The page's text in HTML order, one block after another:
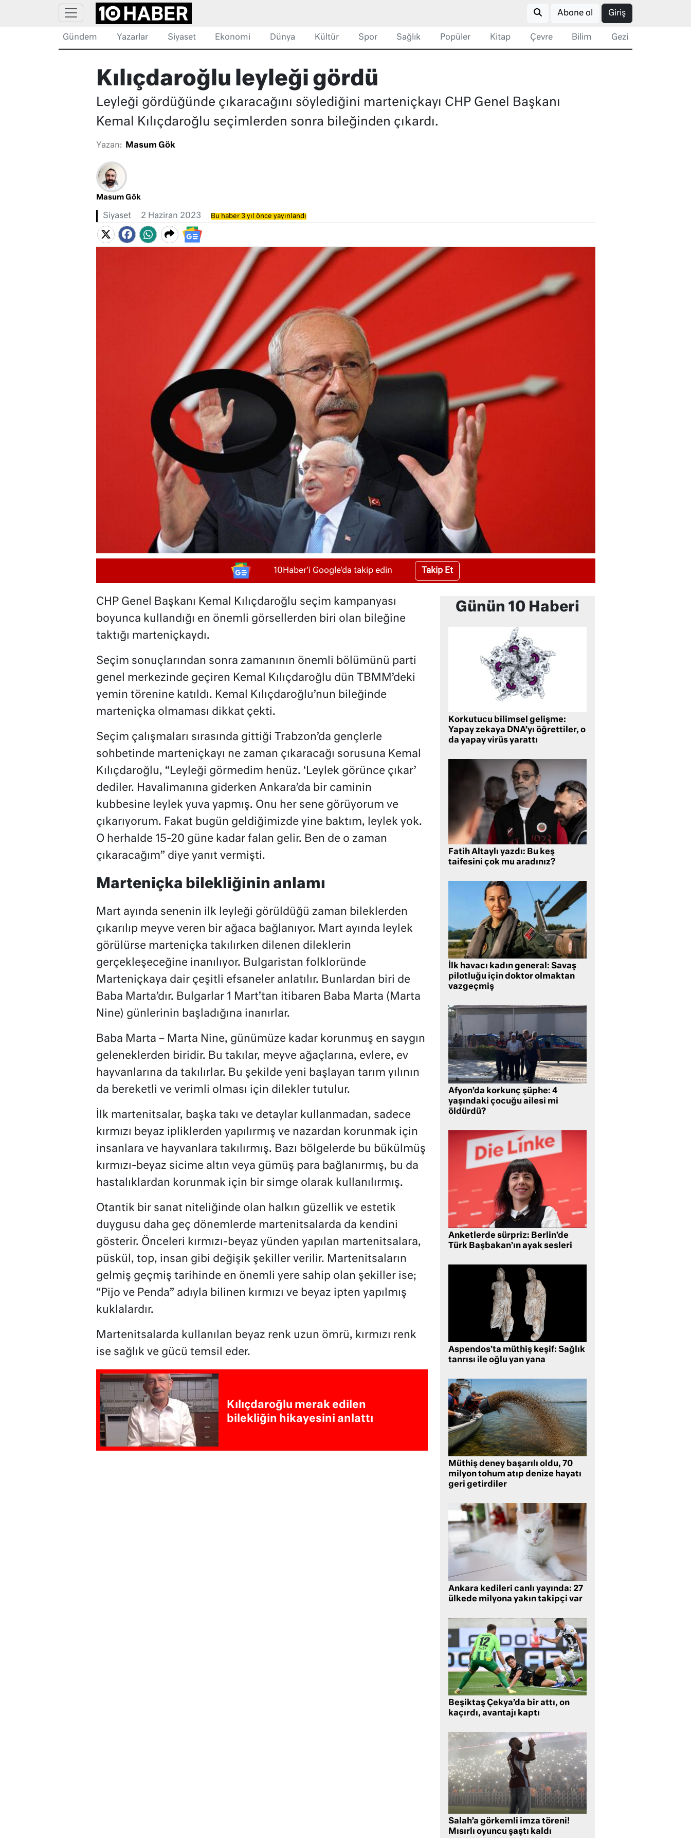
Abone ol Giriş
Gündem Yazarlar Siyaset Ekonomi Dünya Kültür Spor Sağlık Popüler Kitap Çevre Bilim Gezi
Kılıçdaroğlu leyleği gördü
Leyleği gördüğünde çıkaracağını söylediğini marteniçkayı CHP Genel Başkanı
Kemal Kılıçdaroğlu seçimlerden sonra bileğinden çıkardı.
Yazan: Masum Gök
Masum Gök
Siyaset 2 Haziran 2023 Bu haber 3 yıl önce yayınlandı
10Haber'i Google'da takip edin Takip Et
CHP Genel Başkanı Kemal Kılıçdaroğlu seçim kampanyası
boyunca kullandığı en önemli görsellerden biri olan bileğine
taktığı marteniçkaydı.
Seçim sonuçlarından sonra zamanının önemli bölümünü parti
genel merkezinde geçiren Kemal Kılıçdaroğlu dün TBMM’deki
yemin törenine katıldı. Kemal Kılıçdaroğlu’nun bileğinde
marteniçka olmaması dikkat çekti.
Seçim çalışmaları sırasında gittiği Trabzon’da gençlerle
sohbetinde marteniçkayı ne zaman çıkaracağı sorusuna Kemal
Kılıçdaroğlu, “Leyleği görmedim henüz. ‘Leylek görünce çıkar’
dediler. Havalimanına giderken Ankara’da bir caminin
kubbesine leylek yuva yapmış. Onu her sene görüyorum ve
çıkarıyorum. Fakat bugün geldiğimizde yine baktım, leylek yok.
O herhalde 15-20 güne kadar falan gelir. Ben de o zaman
çıkaracağım” diye yanıt vermişti.
Marteniçka bilekliğinin anlamı
Mart ayında senenin ilk leyleği görüldüğü zaman bileklerden
çıkarılıp meyve veren bir ağaca bağlanıyor. Mart ayında leylek
görülürse marteniçka takılırken dilenen dileklerin
gerçekleşeceğine inanılıyor. Bulgaristan folkloründe
Marteniçkaya dair çeşitli efsaneler anlatılır. Bunlardan biri de
Baba Marta’dır. Bulgarlar 1 Mart’tan itibaren Baba Marta (Marta
Nine) günlerinin başladığına inanırlar.
Baba Marta – Marta Nine, günümüze kadar korunmuş en saygın
geleneklerden biridir. Bu takılar, meyve ağaçlarına, evlere, ev
hayvanlarına da takılırlar. Bu şekilde yeni başlayan tarım yılının
da bereketli ve verimli olması için dilekler tutulur.
İlk martenitsalar, başka takı ve detaylar kullanmadan, sadece
kırmızı beyaz ipliklerden yapılırmış ve nazardan korunmak için
insanlara ve hayvanlara takılırmış. Bazı bölgelerde bu bükülmüş
kırmızı-beyaz sicime altın veya gümüş para bağlanırmış, bu da
hastalıklardan korunmak için bir simge olarak kullanılırmış.
Otantik bir sanat niteliğinde olan halkın güzellik ve estetik
duygusu daha geç dönemlerde martenitsalarda da kendini
gösterir. Önceleri kırmızı-beyaz yünden yapılan martenitsalara,
püskül, top, insan gibi değişik şekiller verilir. Martenitsaların
gelmiş geçmiş tarihinde en önemli yere sahip olan şekiller ise;
“Pijo ve Penda” adıyla bilinen kırmızı ve beyaz ipten yapılmış
kuklalardır.
Martenitsalarda kullanılan beyaz renk uzun ömrü, kırmızı renk
ise sağlık ve gücü temsil eder.
Kılıçdaroğlu merak edilen
bilekliğin hikayesini anlattı
Günün 10 Haberi
Korkutucu bilimsel gelişme:
Yapay zekaya DNA’yı öğrettiler, o
da yapay virüs yarattı
Fatih Altaylı yazdı: Bu keş
taifesini çok mu aradınız?
İlk havacı kadın general: Savaş
pilotluğu için doktor olmaktan
vazgeçmiş
Afyon’da korkunç şüphe: 4
yaşındaki çocuğu ailesi mi
öldürdü?
Anketlerde sürpriz: Berlin’de
Türk Başbakan’ın ayak sesleri
Aspendos’ta müthiş keşif: Sağlık
tanrısı ile oğlu yan yana
Müthiş deney başarılı oldu, 70
milyon tohum atıp denize hayatı
geri getirdiler
Ankara kedileri canlı yayında: 27
ülkede milyona yakın takipçi var
Beşiktaş Çekya’da bir attı, on
kaçırdı, avantajı kaptı
Salah’a görkemli imza töreni!
Mısırlı oyuncu şaştı kaldı